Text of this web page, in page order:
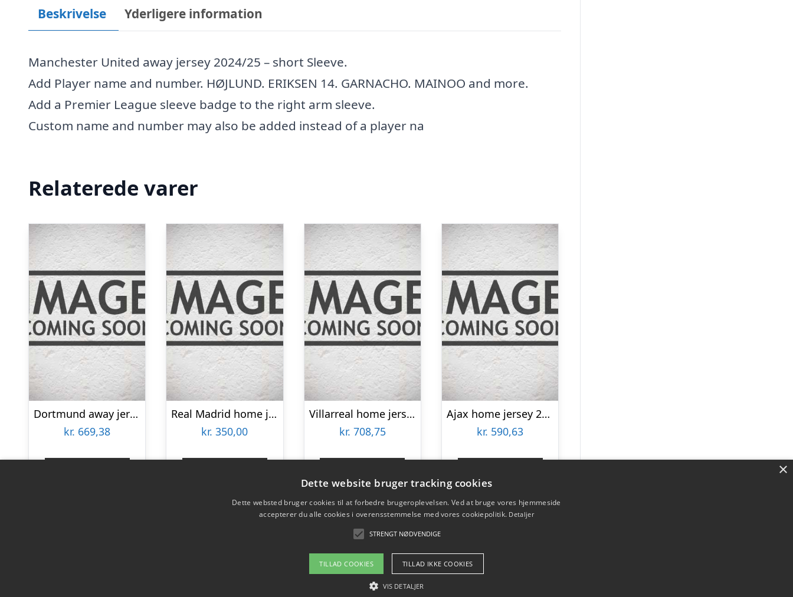
Beskrivelse Yderligere information
Manchester United away jersey 2024/25 – short Sleeve.
Add Player name and number. HØJLUND. ERIKSEN 14. GARNACHO. MAINOO and more.
Add a Premier League sleeve badge to the right arm sleeve.
Custom name and number may also be added instead of a player na
Relaterede varer
Dortmund away jersey 2022/23 – mens-XL
kr. 669,38
Real Madrid home jersey – Dahl 93-M
kr. 350,00
Villarreal home jersey 2022/23 – mens-Large
kr. 708,75
Gå til shop
Ajax home jersey 2023/24 – youth-164
kr. 590,63
Gå til shop ×
Dette website bruger tracking cookies
Dette websted bruger cookies til at forbedre brugeroplevelsen. Ved at bruge vores hjemmeside
accepterer du alle cookies i overensstemmelse med vores cookiepolitik. Detaljer
STRENGT NØDVENDIGE
TILLAD COOKIES TILLAD IKKE COOKIES
VIS DETALJER